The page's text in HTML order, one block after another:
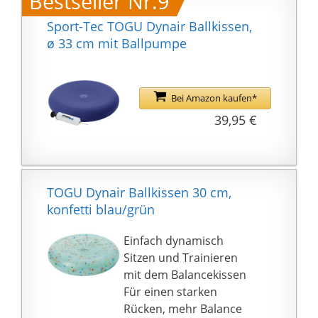
dem Ballkissen erhältst
Du einen Einstiegsguide
sowie ein umfassendes
Trainingsoptionen.
Material, das sich ideal
an den Körper
anschmiegt, ohne die
𝗘𝗙𝗙𝗘𝗞𝗧𝗜𝗩𝗘𝗦 𝗞𝗥𝗔𝗙𝗧-
𝗨𝗡𝗗
𝗕𝗔𝗟𝗔𝗡𝗖𝗘𝗧𝗥𝗔𝗜𝗡𝗜𝗡𝗚:
Kraft- und
Gleichgewichtstraining
an jedem Ort, wobei
Muskelkraft und
Koordinationsfähigkeite
n geschult werden.
Auch Reha-Training ist
mit dem
Gleichgewichtstrainer
Sport-Tec TOGU Dynair Ballkissen,
ø 33 cm mit Ballpumpe
Bei Amazon kaufen*
39,95 €
TOGU Dynair Ballkissen 30 cm,
konfetti blau/grün
Einfach dynamisch
Sitzen und Trainieren
mit dem Balancekissen
Für einen starken
Rücken, mehr Balance